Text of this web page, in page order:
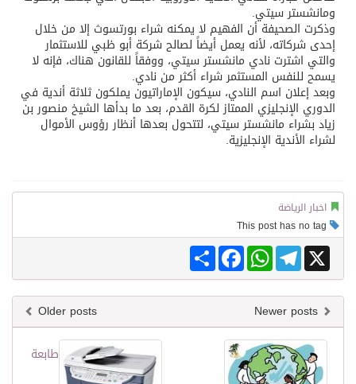
ومانشستر سيتي.
وذكرت الصحيفة أن الفهيم لا يمكنه شراء بورتسوث إلا من خلال
إحدى شركاته، لأنه يعمل أيضاً لصالح شركة أبو ظبي للاستثمار
والتي اشترت نادي مانشستر سيتي، ووفقاً للقانون هناك، فإنه لا
يسمح للنفس المستثمر شراء أكثر من نادي.
وبعد إعلان اسم النادي، سيكون الإماراتيون يملكون ثلاثة أندية في
الدوري الإنجليزي الممتاز لكرة القدم، بعد ما بدأها الشيخ منصور بن
زياد بشراء مانشستر سيتي، لتتحول بعدها أنظار رؤوس الأموال
لشراء الأندية الإنجليزية.
اخبار الرياضة
Share
FacebookWhatsAppTelegram X
Older posts
طابعة